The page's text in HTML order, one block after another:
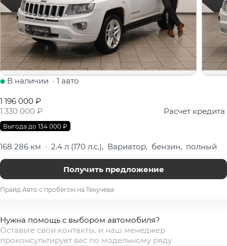
В наличии · 1 авто
1 196 000 ₽
1 330 000 ₽
Расчет кредита
Выгода до 134 000 ₽
168 286 км · 2.4 л (170 л.с.), Вариатор, бензин, полный
Получить предложение
Прайд Авто с пробегом на Текучева
Нужна помощь с выбором автомобиля?
Оставьте свои контакты, и наш менеджер
проконсультирует вас по модельному ряду